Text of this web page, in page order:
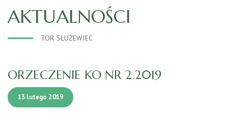
AKTUALNOŚCI
TOR SŁUŻEWIEC
ORZECZENIE KO NR 2.2019
13 lutego 2019